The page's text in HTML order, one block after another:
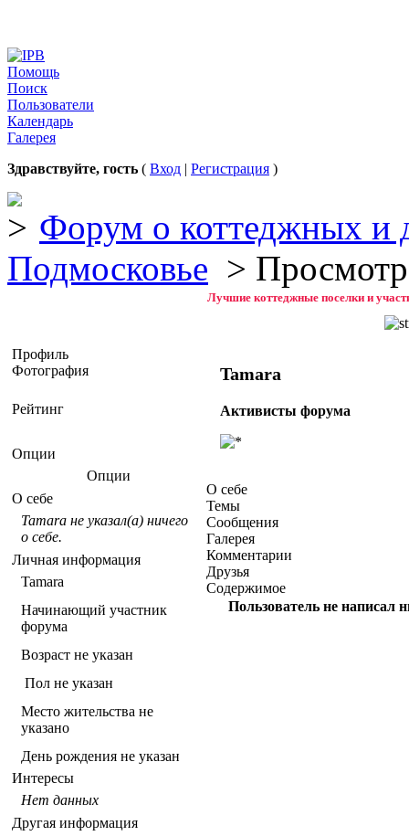
Помощь
Поиск
Пользователи
Календарь
Галерея
Здравствуйте, гость ( Вход | Регистрация )
Форум о коттеджных и
Подмосковье >
Лучшие коттеджные поселки и
Профиль
Фотография
Рейтинг
Опции
Опции
О себе
Tamara не указал(а) ничего
о себе.
Личная информация
Tamara
Начинающий участник
форума
Возраст не указан
Пол не указан
Место жительства не
указано
День рождения не указан
Интересы
Нет данных
Другая информация
Tamara
Активисты форума
О себе
Темы
Сообщения
Галерея
Комментарии
Друзья
Содержимое
Пользователь не написал